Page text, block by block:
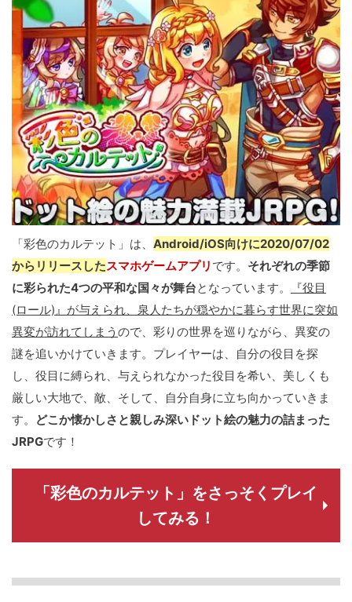
「彩色のカルテット」は、 Android/iOS向けに2020/07/02
からリリースしたスマホゲームアプリ です。 それぞれの季節
に彩られた4つの平和な国々が舞台となっています。
『役目
(ロール)』が与えられ、泉人たちが穏やかに暮らす世界に突如
異変が訪れてしまう ので、彩りの世界を巡りながら、異変の
謎を追いかけていきます。プレイヤーは、自分の役目を探
し、役目に縛られ、与えられなかった役目を希い、美しくも
厳しい大地で、敵、そして、自分自身に立ち向かっていきま
す。
どこか懐かしさと親しみ深いドット絵の魅力の詰まった
JRPGです！
「彩色のカルテット」をさっそくプレイ
してみる！